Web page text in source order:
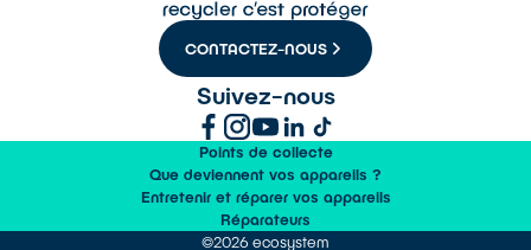
CONTACTEZ-NOUS
Suivez-nous
Points de collecte
Que deviennent vos appareils ?
Entretenir et réparer vos appareils
Réparateurs
©2026 ecosystem